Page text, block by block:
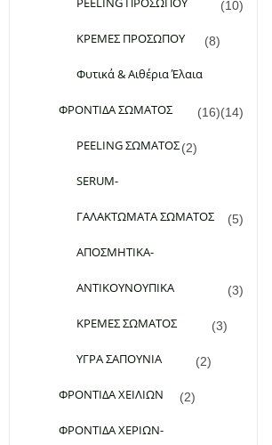
(10)
ΚΡΕΜΕΣ ΠΡΟΣΩΠΟΥ (8)
Φυτικά & Αιθέρια Έλαια
(14)
ΦΡΟΝΤΙΔΑ ΣΩΜΑΤΟΣ (16)
PEELING ΣΩΜΑΤΟΣ(2)
SERUM-
ΓΑΛΑΚΤΩΜΑΤΑ ΣΩΜΑΤΟΣ (5)
ΑΠΟΣΜΗΤΙΚΑ-
ΑΝΤΙΚΟΥΝΟΥΠΙΚΑ (3)
ΚΡΕΜΕΣ ΣΩΜΑΤΟΣ (3)
ΥΓΡΑ ΣΑΠΟΥΝΙΑ (2)
ΦΡΟΝΤΙΔΑ ΧΕΙΛΙΩΝ (2)
ΦΡΟΝΤΙΔΑ ΧΕΡΙΩΝ-